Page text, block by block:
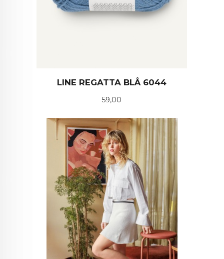
LINE REGATTA BLÅ 6044
Pris
59,00